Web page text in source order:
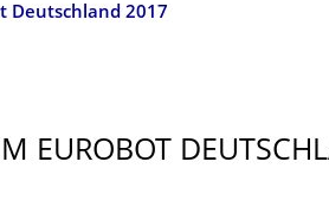
Deutschland 2017
EUROBOT